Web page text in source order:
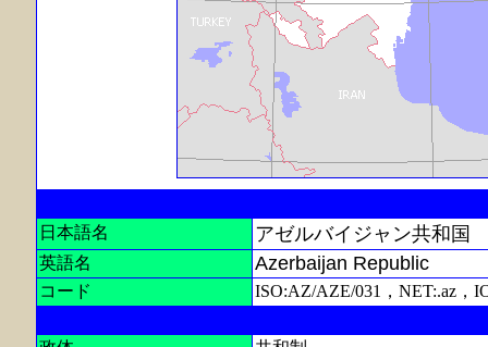
日本語名 アゼルバイジャン共和国
英語名 Azerbaijan Republic
コード ISO:AZ/AZE/031，NET:.az，